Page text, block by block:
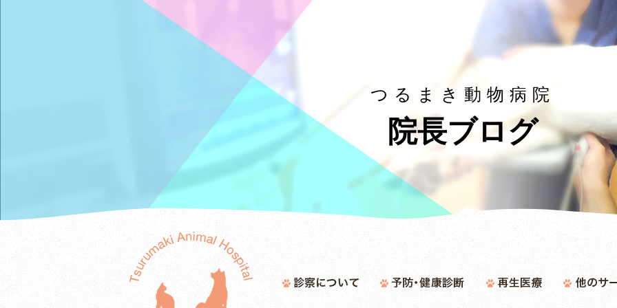
つるまき動物病院
院長ブログ
つるまき